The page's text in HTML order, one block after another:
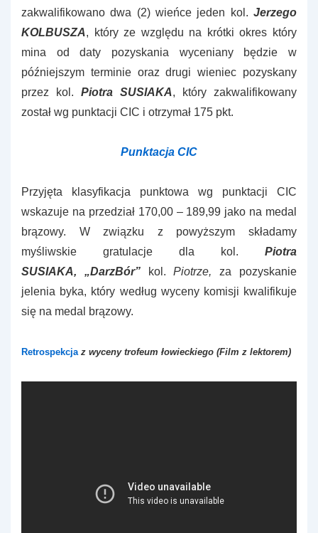
zakwalifikowano dwa (2) wieńce jeden kol. Jerzego
KOLBUSZA, który ze względu na krótki okres który
mina od daty pozyskania wyceniany będzie w
późniejszym terminie oraz drugi wieniec pozyskany
przez kol. Piotra SUSIAKA, który zakwalifikowany
został wg punktacji CIC i otrzymał 175 pkt.
Punktacja CIC
Przyjęta klasyfikacja punktowa wg punktacji CIC
wskazuje na przedział 170,00 – 189,99 jako na medal
brązowy. W związku z powyższym składamy
myśliwskie gratulacje dla kol. Piotra
SUSIAKA,
„DarzBór” kol.Piotrze, za pozyskanie
jelenia byka, który według wyceny komisji kwalifikuje
się na medal brązowy.
Retrospekcja z wyceny trofeum łowieckiego (Film z lektorem)